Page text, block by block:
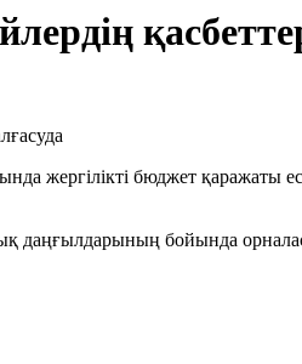
жергілікті бюджет
бойында